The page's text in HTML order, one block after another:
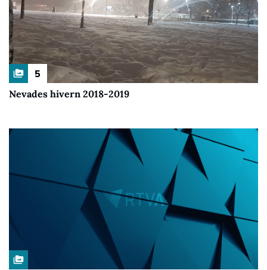
perm_media
5
Nevades hivern 2018-2019
perm_media